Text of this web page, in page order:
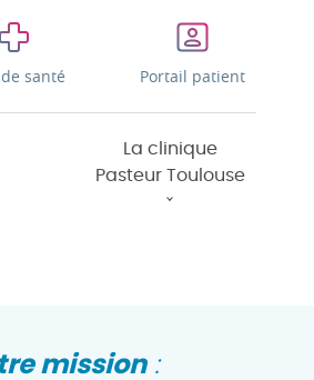
santé Portail patient
La clinique
Pasteur Toulouse
mission: